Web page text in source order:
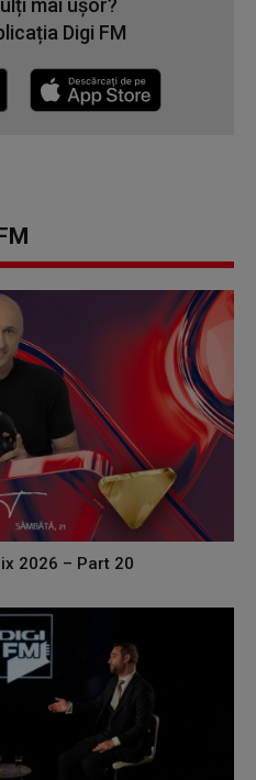
mai ușor?
Digi FM
2026 – Part 20